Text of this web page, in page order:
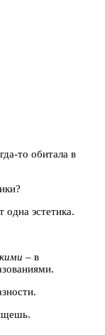
то обитала в
одна эстетика.
– в